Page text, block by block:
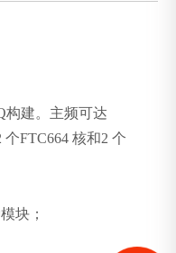
构建。主频可达
FTC664 核和2 个
块；